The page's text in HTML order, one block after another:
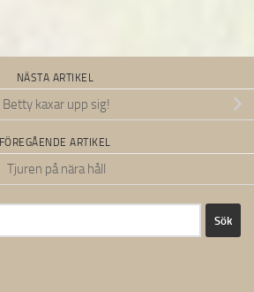
NÄSTA ARTIKEL
Betty kaxar upp sig!
FÖREGÅENDE ARTIKEL
Tjuren på nära håll